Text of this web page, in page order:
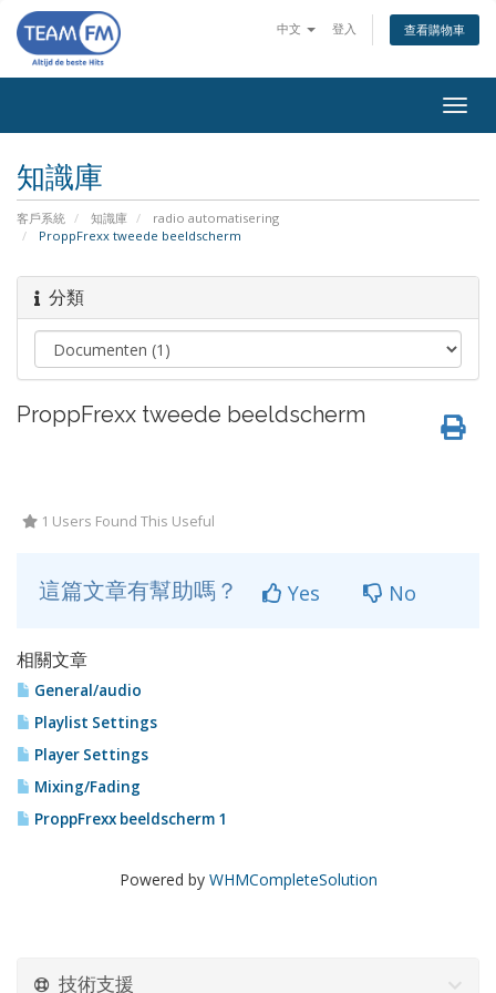
中文 登入 查看購物車
知識庫
客戶系統 知識庫
radio automatisering
ProppFrexx tweede beeldscherm
分類
ProppFrexx tweede beeldscherm
1 Users Found This Useful
這篇文章有幫助嗎？ Yes No
相關文章
General/audio
Playlist Settings
Player Settings
Mixing/Fading
ProppFrexx beeldscherm 1
Powered by WHMCompleteSolution
技術支援